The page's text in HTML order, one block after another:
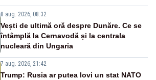
8 aug. 2026, 08:32
Vești de ultimă oră despre Dunăre. Ce se
întâmplă la Cernavodă și la centrala
nucleară din Ungaria
7 aug. 2026, 21:42
Trump: Rusia ar putea lovi un stat NATO